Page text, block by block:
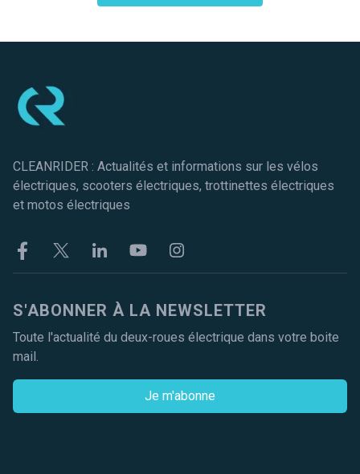
CLEANRIDER : Actualités et informations sur les vélos
électriques, scooters électriques, trottinettes électriques
et motos électriques
FacebookTwitter LinkekinYoutubeInstagram
S'ABONNER À LA NEWSLETTER
Toute l'actualité du deux-roues électrique dans votre boite
mail.
Je m'abonne